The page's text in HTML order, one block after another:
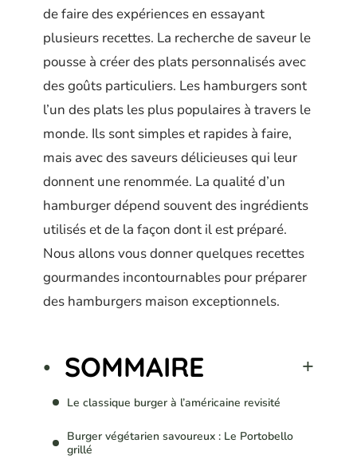
de faire des expériences en essayant
plusieurs recettes. La recherche de saveur le
pousse à créer des plats personnalisés avec
des goûts particuliers. Les hamburgers sont
l’un des plats les plus populaires à travers le
monde. Ils sont simples et rapides à faire,
mais avec des saveurs délicieuses qui leur
donnent une renommée. La qualité d’un
hamburger dépend souvent des ingrédients
utilisés et de la façon dont il est préparé.
Nous allons vous donner quelques recettes
gourmandes incontournables pour préparer
des hamburgers maison exceptionnels.
SOMMAIRE
Le classique burger à l’américaine revisité
Burger végétarien savoureux : Le Portobello
grillé